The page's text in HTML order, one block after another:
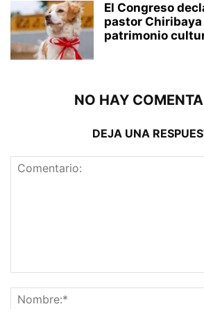
El Congreso
pastor Chiribaya
patrimonio
NO HAY
DEJA UNA